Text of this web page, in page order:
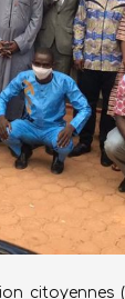
citoyennes